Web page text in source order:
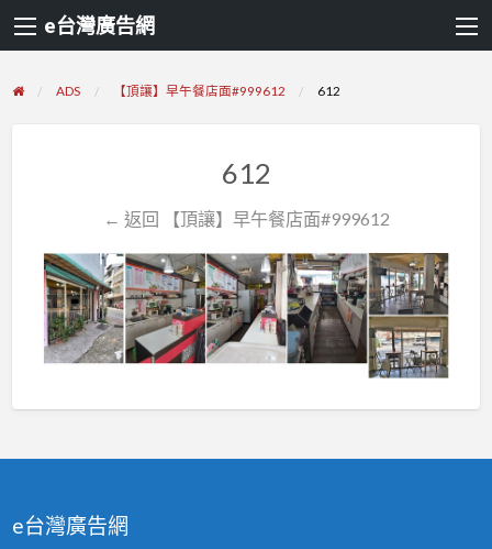
e台灣廣告網
ADS 【頂讓】早午餐店面#999612 612
612
← 返回 【頂讓】早午餐店面#999612
e台灣廣告網